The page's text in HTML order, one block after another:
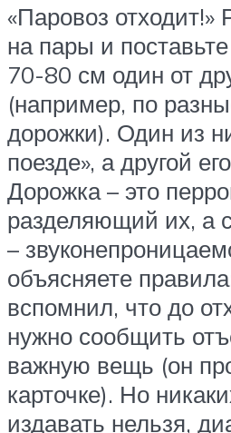
«Паровоз отходит!»
на пары и
70-80 см один от
(например, по
дорожки). Один из
поезде», а другой
Дорожка – это
разделяющий их, а
–
объясняете
вспомнил, что до
нужно сообщить
важную вещь (он
карточке). Но
издавать нельзя,